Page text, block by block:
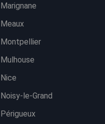
Marignane
Meaux
Montpellier
Mulhouse
Nice
Noisy-le-Grand
Périgueux